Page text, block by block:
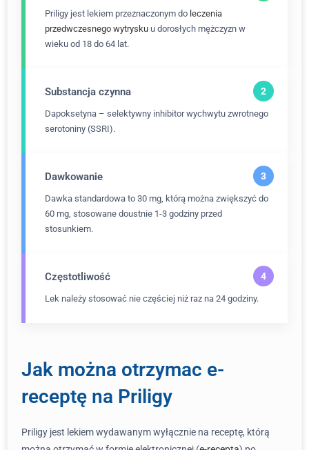
Priligy jest lekiem przeznaczonym do leczenia
przedwczesnego wytrysku u dorosłych mężczyzn w
wieku od 18 do 64 lat.
Substancja czynna
Dapoksetyna – selektywny inhibitor wychwytu zwrotnego
serotoniny (SSRI).
Dawkowanie
Dawka standardowa to 30 mg, którą można zwiększyć do
60 mg, stosowane doustnie 1-3 godziny przed
stosunkiem.
Częstotliwość
Lek należy stosować nie częściej niż raz na 24 godziny.
Jak można otrzymac e-
receptę na Priligy
Priligy jest lekiem wydawanym wyłącznie na receptę, którą